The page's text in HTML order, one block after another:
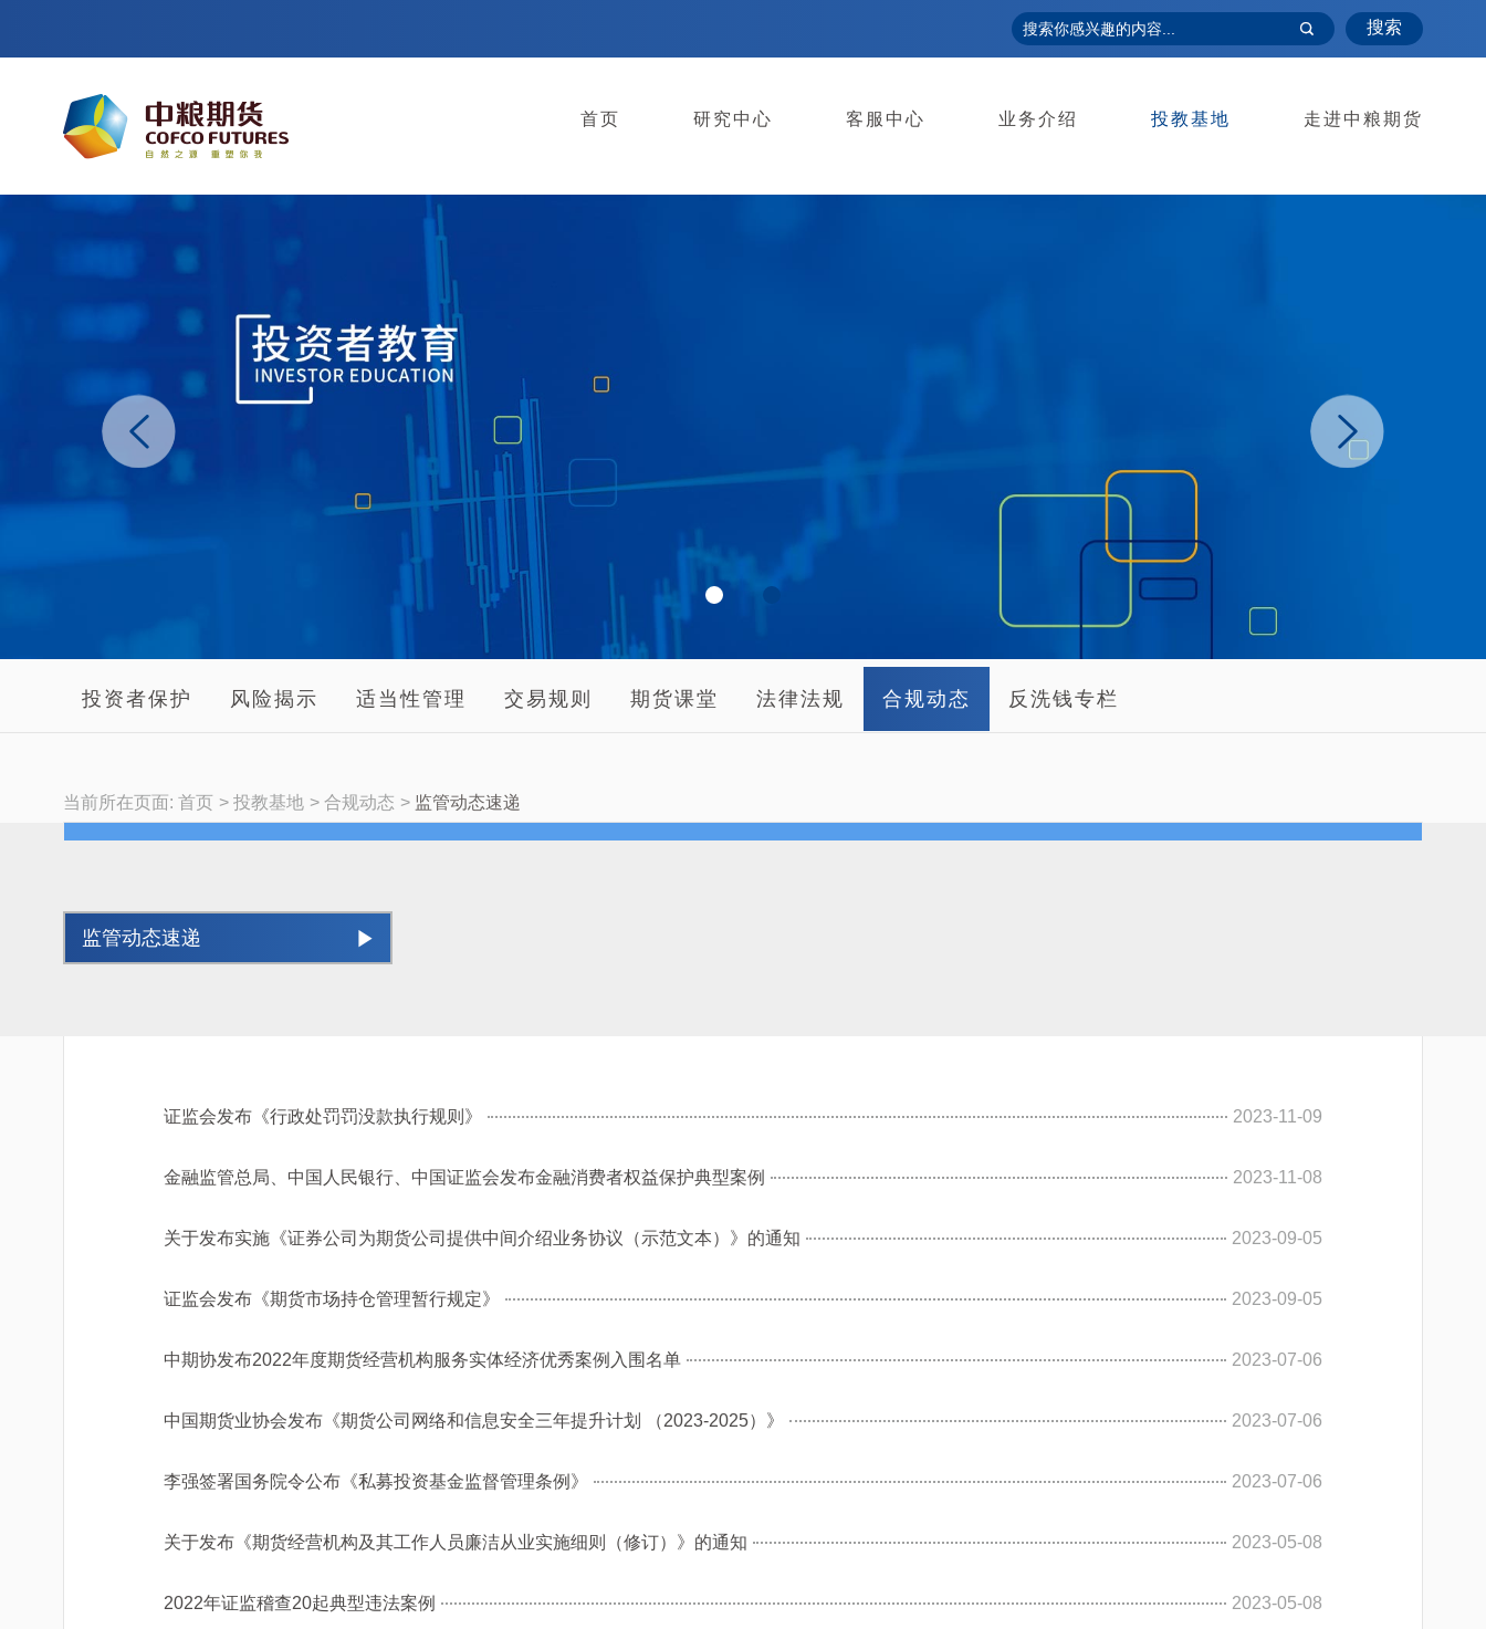
搜索
首页 研究中心 客服中心 业务介绍 投教基地 走进中粮期货
投资者保护 风险揭示 适当性管理 交易规则 期货课堂 法律法规 合规动态 反洗钱专栏
当前所在页面: 首页 投教基地 合规动态 监管动态速递
监管动态速递
证监会发布《行政处罚罚没款执行规则》 2023-11-09
金融监管总局、中国人民银行、中国证监会发布金融消费者权益保护典型案例 2023-11-08
关于发布实施《证券公司为期货公司提供中间介绍业务协议（示范文本）》的通知 2023-09-05
证监会发布《期货市场持仓管理暂行规定》 2023-09-05
中期协发布2022年度期货经营机构服务实体经济优秀案例入围名单 2023-07-06
中国期货业协会发布《期货公司网络和信息安全三年提升计划 （2023-2025）》 2023-07-06
李强签署国务院令公布《私募投资基金监督管理条例》 2023-07-06
关于发布《期货经营机构及其工作人员廉洁从业实施细则（修订）》的通知 2023-05-08
2022年证监稽查20起典型违法案例 2023-05-08